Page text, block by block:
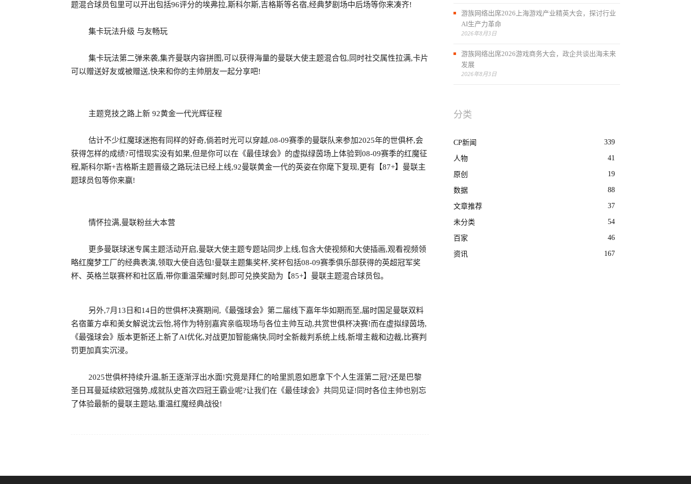
题混合球员包里可以开出包括96评分的埃弗拉,斯科尔斯,吉格斯等名宿,经典梦剧场中后场等你来凑齐!
集卡玩法升级 与友畅玩
集卡玩法第二弹来袭,集齐曼联内容拼图,可以获得海量的曼联大使主题混合包,同时社交属性拉满,卡片
可以赠送好友或被赠送,快来和你的主帅朋友一起分享吧!
主题竞技之路上新 92黄金一代光辉征程
估计不少红魔球迷抱有同样的好奇,倘若时光可以穿越,08-09赛季的曼联队来参加2025年的世俱杯,会
获得怎样的成绩?可惜现实没有如果,但是你可以在《最佳球会》的虚拟绿茵场上体验到08-09赛季的红魔征
程,斯科尔斯+吉格斯主题晋级之路玩法已经上线,92曼联黄金一代的英姿在你麾下复现,更有【87+】曼联主
题球员包等你来赢!
情怀拉满,曼联粉丝大本营
更多曼联球迷专属主题活动开启,曼联大使主题专题站同步上线,包含大使视频和大使插画,观看视频领
略红魔梦工厂的经典表演,领取大使自选包!曼联主题集奖杯,奖杯包括08-09赛季俱乐部获得的英超冠军奖
杯、英格兰联赛杯和社区盾,带你重温荣耀时刻,即可兑换奖励为【85+】曼联主题混合球员包。
另外,7月13日和14日的世俱杯决赛期间,《最强球会》第二届线下嘉年华如期而至,届时国足曼联双料
名宿董方卓和美女解说沈云怡,将作为特别嘉宾亲临现场与各位主帅互动,共赏世俱杯决赛!而在虚拟绿茵场,
《最强球会》版本更新还上新了AI优化,对战更加智能痛快,同时全新裁判系统上线,新增主裁和边裁,比赛判
罚更加真实沉浸。
2025世俱杯持续升温,新王逐渐浮出水面!究竟是拜仁的哈里凯恩如愿拿下个人生涯第二冠?还是巴黎
圣日耳曼延续欧冠强势,成就队史首次四冠王霸业呢?让我们在《最佳球会》共同见证!同时各位主帅也别忘
了体验最新的曼联主题站,重温红魔经典战役!
游族网络出席2026上海游戏产业精英大会，探讨行业
AI生产力革命
2026年8月3日
游族网络出席2026游戏商务大会，政企共谈出海未来
发展
2026年8月3日
分类
CP新闻 339
人物 41
原创 19
数据 88
文章推荐 37
未分类 54
百家 46
资讯 167